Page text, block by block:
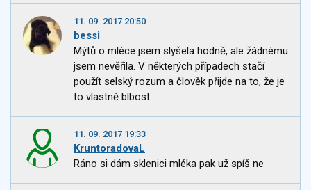
11. 09. 2017 20:50
bessi
Mýtů o mléce jsem slyšela hodně, ale žádnému
jsem nevěřila. V některých případech stačí
použít selský rozum a člověk přijde na to, že je
to vlastně blbost.
11. 09. 2017 19:33
KruntoradovaL
Ráno si dám sklenici mléka pak už spíš ne